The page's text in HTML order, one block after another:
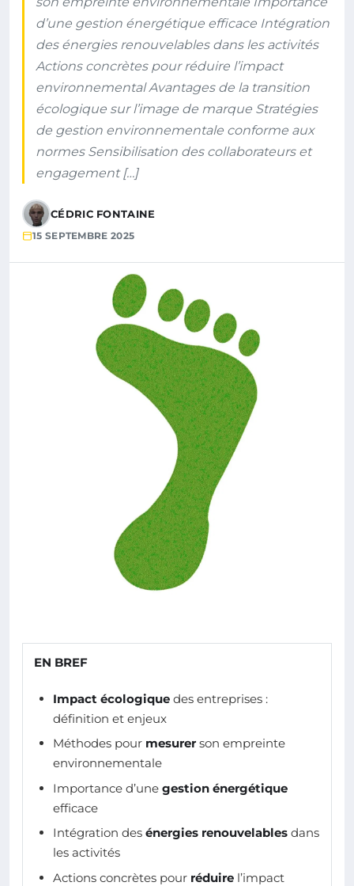
d’une gestion énergétique efficace Intégration
des énergies renouvelables dans les activités
Actions concrètes pour réduire l’impact
environnemental Avantages de la transition
écologique sur l’image de marque Stratégies
de gestion environnementale conforme aux
normes Sensibilisation des collaborateurs et
engagement […]
CÉDRIC FONTAINE
15 SEPTEMBRE 2025
EN BREF
Impact écologique des entreprises :
définition et enjeux
Méthodes pour mesurer son empreinte
environnementale
Importance d’une gestion énergétique
efficace
Intégration des énergies renouvelables dans
les activités
Actions concrètes pour réduire l’impact